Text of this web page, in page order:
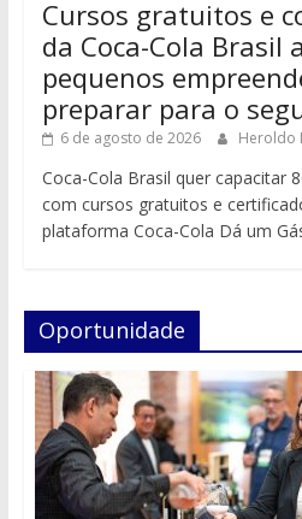
Cursos gratuitos e
da Coca-Cola Brasil
pequenos
preparar para o
6 de agosto de 2026 Heroldo
Coca-Cola Brasil quer capacitar
com cursos gratuitos e
plataforma Coca-Cola Dá um
Oportunidade